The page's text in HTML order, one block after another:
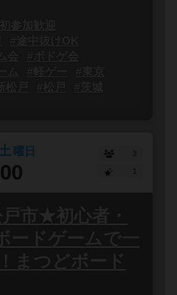
参加歓迎
#途中抜けOK
#ボドゲ会
ム #軽ゲー
#東京
松戸 #松戸
#茨城
土 曜日
3
1
市★初心者・
ドゲームで一
まつどボード